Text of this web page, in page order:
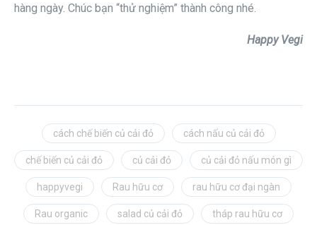
hàng ngày. Chúc bạn “thử nghiệm” thành công nhé.
Happy Vegi
cách chế biến củ cải đỏ cách nấu củ cải đỏ
chế biến củ cải đỏ củ cải đỏ củ cải đỏ nấu món gì
happyvegi Rau hữu cơ rau hữu cơ đại ngàn
Rau organic salad củ cải đỏ tháp rau hữu cơ